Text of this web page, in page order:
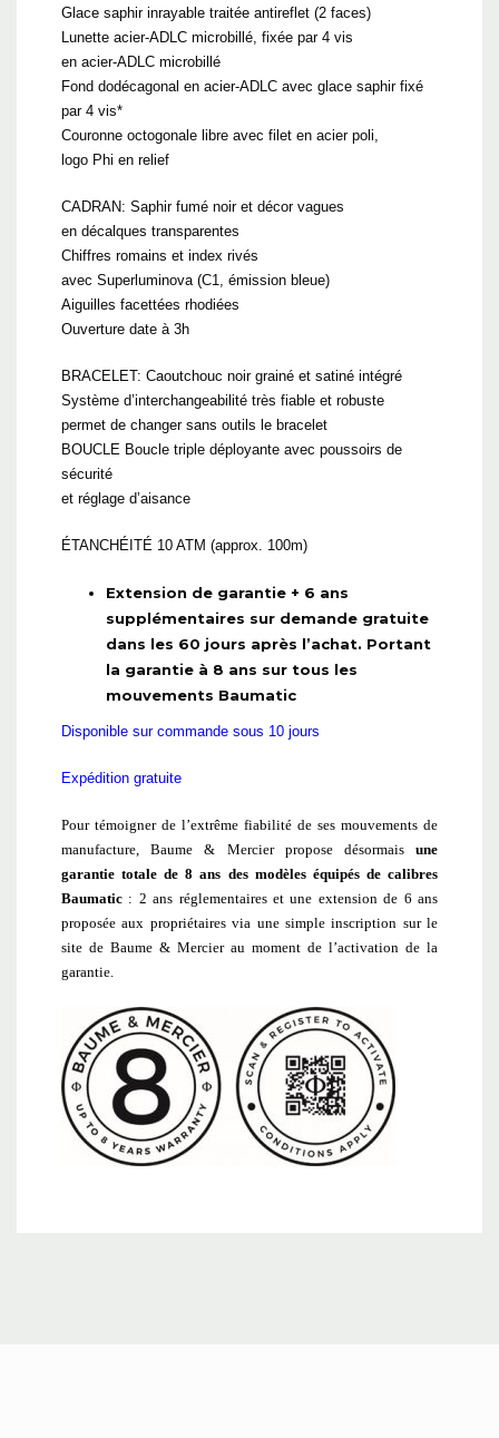
Glace saphir inrayable traitée antireflet (2 faces)
Lunette acier-ADLC microbillé, fixée par 4 vis
en acier-ADLC microbillé
Fond dodécagonal en acier-ADLC avec glace saphir fixé
par 4 vis*
Couronne octogonale libre avec filet en acier poli,
logo Phi en relief
CADRAN: Saphir fumé noir et décor vagues
en décalques transparentes
Chiffres romains et index rivés
avec Superluminova (C1, émission bleue)
Aiguilles facettées rhodiées
Ouverture date à 3h
BRACELET: Caoutchouc noir grainé et satiné intégré
Système d’interchangeabilité très fiable et robuste
permet de changer sans outils le bracelet
BOUCLE Boucle triple déployante avec poussoirs de
sécurité
et réglage d’aisance
ÉTANCHÉITÉ 10 ATM (approx. 100m)
Extension de garantie + 6 ans
supplémentaires sur demande gratuite
dans les 60 jours après l’achat. Portant
la garantie à 8 ans sur tous les
mouvements Baumatic
Disponible sur commande sous 10 jours
Expédition gratuite
Pour témoigner de l’extrême fiabilité de ses mouvements de
manufacture, Baume & Mercier propose désormais une
garantie totale de 8 ans des modèles équipés de calibres
Baumatic : 2 ans réglementaires et une extension de 6 ans
proposée aux propriétaires via une simple inscription sur le
site de Baume & Mercier au moment de l’activation de la
garantie.